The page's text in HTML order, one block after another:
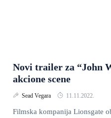
Novi trailer za “John
akcione scene
Sead Vegara 11.11.2022.
Filmska kompanija Lionsgate